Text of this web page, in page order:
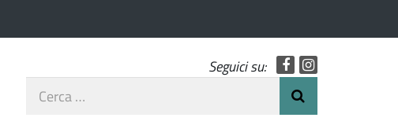
Seguici su: Facebook
Cerca